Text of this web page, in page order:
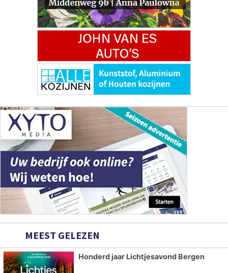
MEEST GELEZEN
Honderd jaar Lichtjesavond Bergen